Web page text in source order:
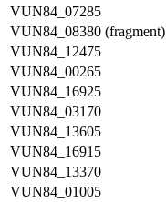
VUN84_07285
VUN84_08380 (fragment)
VUN84_12475
VUN84_00265
VUN84_16925
VUN84_03170
VUN84_13605
VUN84_16915
VUN84_13370
VUN84_01005